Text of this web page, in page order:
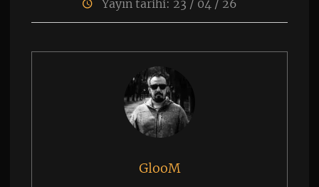
Yayın tarihi: 23 / 04 / 26
GlooM